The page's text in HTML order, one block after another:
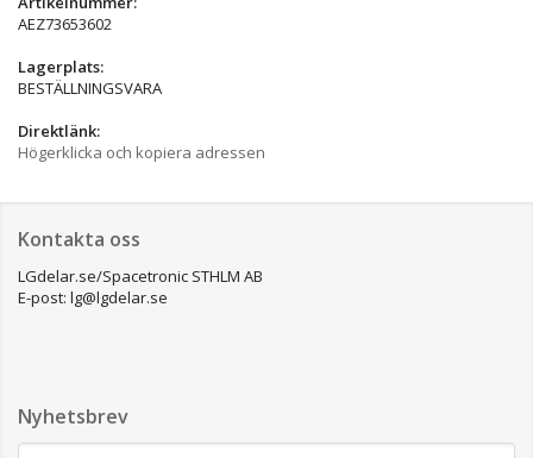
AEZ73653602
Lagerplats:
BESTÄLLNINGSVARA
Direktlänk:
Högerklicka och kopiera adressen
Kontakta oss
LGdelar.se/Spacetronic STHLM AB
E-post: lg@lgdelar.se
Nyhetsbrev